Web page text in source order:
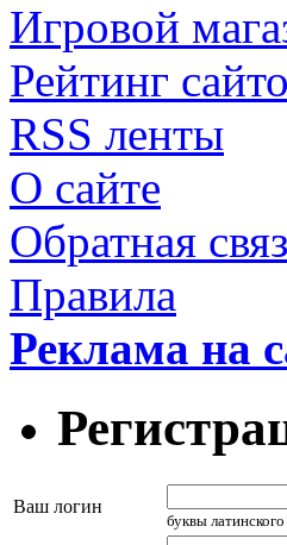
Игровой
Рейтинг
RSS ленты
О сайте
Обратная
Правила
Реклама на
Ваш логин
буквы